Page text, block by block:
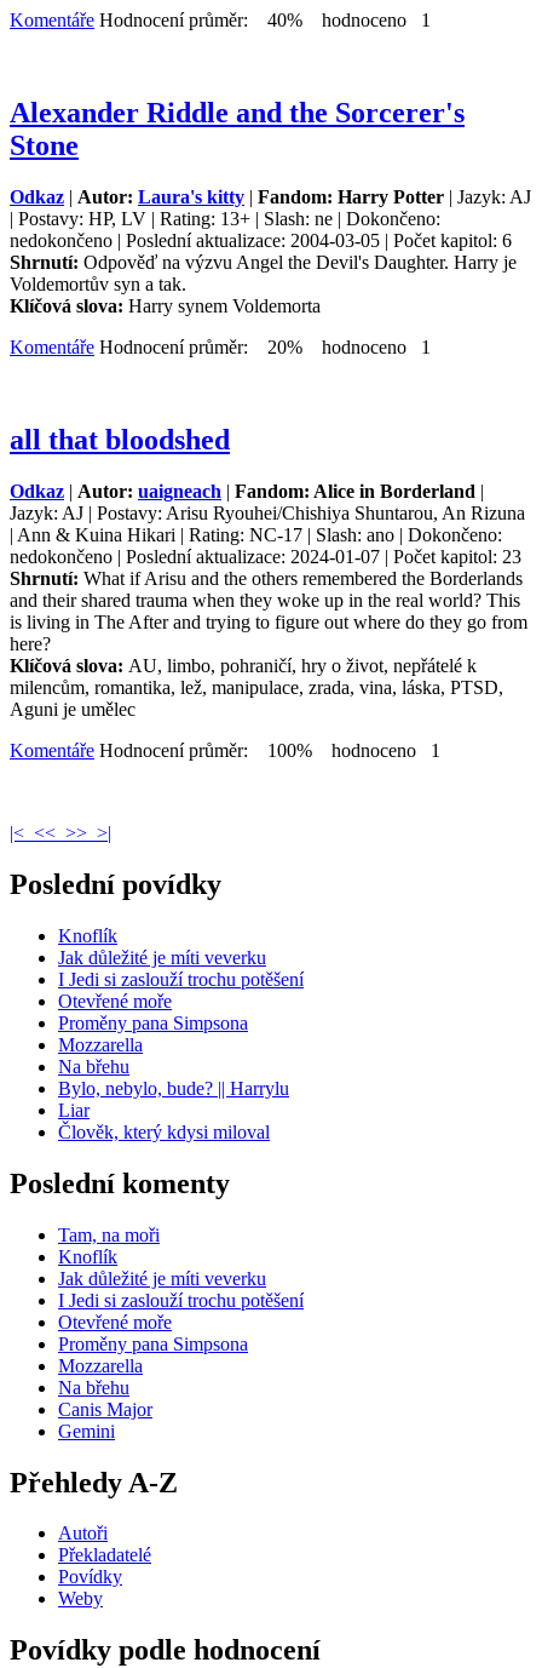
Komentáře Hodnocení průměr: 40% hodnoceno 1
Alexander Riddle and the Sorcerer's
Stone
Odkaz | Autor: Laura's kitty | Fandom: Harry Potter | Jazyk: AJ
| Postavy: HP, LV | Rating: 13+ | Slash: ne | Dokončeno:
nedokončeno | Poslední aktualizace: 2004-03-05 | Počet kapitol: 6
Shrnutí: Odpověď na výzvu Angel the Devil's Daughter. Harry je
Voldemortův syn a tak.
Klíčová slova: Harry synem Voldemorta
Komentáře Hodnocení průměr: 20% hodnoceno 1
all that bloodshed
Odkaz | Autor: uaigneach | Fandom: Alice in Borderland |
Jazyk: AJ | Postavy: Arisu Ryouhei/Chishiya Shuntarou, An Rizuna
| Ann & Kuina Hikari | Rating: NC-17 | Slash: ano | Dokončeno:
nedokončeno | Poslední aktualizace: 2024-01-07 | Počet kapitol: 23
Shrnutí: What if Arisu and the others remembered the Borderlands
and their shared trauma when they woke up in the real world? This
is living in The After and trying to figure out where do they go from
here?
Klíčová slova: AU, limbo, pohraničí, hry o život, nepřátelé k
milencům, romantika, lež, manipulace, zrada, vina, láska, PTSD,
Aguni je umělec
Komentáře Hodnocení průměr: 100% hodnoceno 1
|< << >> >|
Poslední povídky
Knoflík
Jak důležité je míti veverku
I Jedi si zaslouží trochu potěšení
Otevřené moře
Proměny pana Simpsona
Mozzarella
Na břehu
Bylo, nebylo, bude? || Harrylu
Liar
Člověk, který kdysi miloval
Poslední komenty
Tam, na moři
Knoflík
Jak důležité je míti veverku
I Jedi si zaslouží trochu potěšení
Otevřené moře
Proměny pana Simpsona
Mozzarella
Na břehu
Canis Major
Gemini
Přehledy A-Z
Autoři
Překladatelé
Povídky
Weby
Povídky podle hodnocení